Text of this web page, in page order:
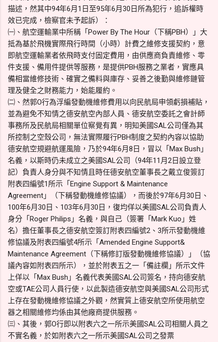
描述，然其中94年6月1日至95年6月30日所為犯行，追訴權時
效已完成，檢察官未予起訴）：
㈠、航空運輸業中所稱「Power By The Hour（下稱PBH）」大
抵為基於飛機實際飛行時間（小時）計費之維修支援契約，意
即航空運輸業者依飛時支付固定費用，由供應商負責維修、零
件支援、備用件提供等服務，是提供PBH服務之業者，實應具
備相當維修技術、確實之備料與庫存、妥善之後勤與維修鏈管
理及健全之財務能力，始能履約。
㈡、然郭O行為浮編發動機維修費用以向民航局申領虧損補貼，
並為避免不知情之德安航空內部人員、德安航空委託之會計師
事務所及民航局相關單位察覺有異，明知美國SAL公司僅為其
所控制之空殼公司，無法實際履行PBH制度之契約內容以協助
德安航空規避航運風險，乃於94年6月8日，冒以「Max Bush」
名義，以斯時仍未成立之美國SAL公司（94年11月2日設立登
記）負責人身分與不知情且時任德安航空董事長之戴立俊簽訂
附表四編號1所示「Engine Support & Maintenance
Agreement」（下稱發動機維修協議），而後於97年6月30日、
100年6月30日、103年6月30日，復均佯以美國SAL公司負責人
身分「Roger Philips」名義，與自己（簽署「Mark Kuo」姓
名）擔任董事長之德安航空簽訂附表四編號2、3所示發動機維
修協議及附表四編號4所示「Amended Engine Support&
Maintenance Agreement（下稱修訂版發動機維修協議）」（協
議內容如附表四所示），並於附表五之一「備註欄」所示文件
上佯以「Max Bush」名義代表美國SAL公司簽名，持向德安航
空或TAE公司人員行使，以此製造德安航空與美國SAL公司形式
上存在發動機維修協議之外觀，然實質上德安航空所使用航空
器之相關維修均係由其他廠商提供服務。
㈢、其後，郭O行即以附表六之一所示美國SAL公司相關人員之
不實名義，於如附表六之一所示美國SAL公司之發票